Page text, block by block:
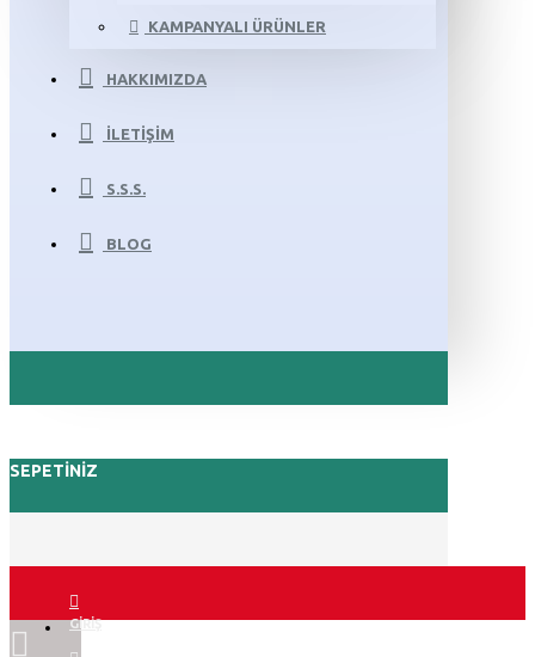
KAMPANYALI ÜRÜNLER
HAKKIMIZDA
İLETIŞIM
S.S.S.
BLOG
SEPETINIZ
GIRIŞ